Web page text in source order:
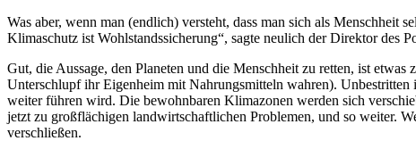
Was aber, wenn man (endlich) versteht, dass man sich als Menschheit
Klimaschutz ist Wohlstandssicherung“, sagte neulich der Direktor des
Gut, die Aussage, den Planeten und die Menschheit zu retten, ist
Unterschlupf ihr Eigenheim mit Nahrungsmitteln wahren). Unbestritten
weiter führen wird. Die bewohnbaren Klimazonen werden sich
jetzt zu großflächigen landwirtschaftlichen Problemen, und so weiter.
verschließen.